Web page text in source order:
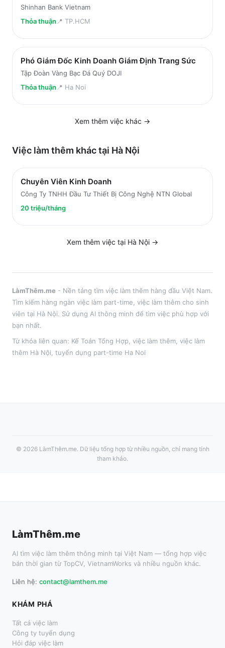
Shinhan Bank Vietnam
Thỏa thuận 📍 TP.HCM
Phó Giám Đốc Kinh Doanh Giám Định Trang Sức
Tập Đoàn Vàng Bạc Đá Quý DOJI
Thỏa thuận 📍 Ha Noi
Xem thêm việc khác →
Việc làm thêm khác tại Hà Nội
Chuyên Viên Kinh Doanh
Công Ty TNHH Đầu Tư Thiết Bị Công Nghệ NTN Global
20 triệu/tháng
Xem thêm việc tại Hà Nội →
LàmThêm.me - Nền tảng tìm việc làm thêm hàng đầu Việt Nam.
Tìm kiếm hàng ngàn việc làm part-time, việc làm thêm cho sinh
viên tại Hà Nội. Sử dụng AI thông minh để tìm việc phù hợp với
bạn nhất.
Từ khóa liên quan: Kế Toán Tổng Hợp việc làm thêm , việc làm
thêm Hà Nội , tuyển dụng part-time Ha Noi
© 2026 LàmThêm.me. Dữ liệu tổng hợp từ nhiều nguồn, chỉ mang tính
tham khảo.
LàmThêm.me
AI tìm việc làm thêm thông minh tại Việt Nam — tổng hợp việc
bán thời gian từ TopCV, VietnamWorks và nhiều nguồn khác.
Liên hệ: contact@lamthem.me
KHÁM PHÁ
Tất cả việc làm
Công ty tuyển dụng
Hỏi đáp việc làm